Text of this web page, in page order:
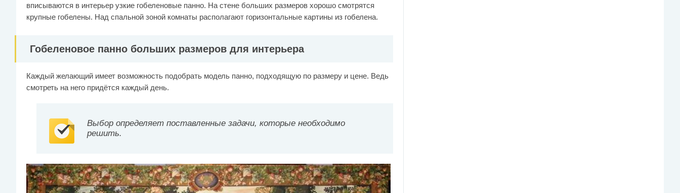
вписываются в интерьер узкие гобеленовые панно. На стене больших размеров хорошо смотрятся
крупные гобелены. Над спальной зоной комнаты располагают горизонтальные картины из гобелена.
Гобеленовое панно больших размеров для интерьера
Каждый желающий имеет возможность подобрать модель панно, подходящую по размеру и цене. Ведь
смотреть на него придётся каждый день.
Выбор определяет поставленные задачи, которые необходимо
решить.